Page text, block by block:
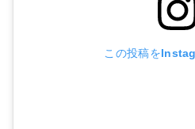
この投稿を